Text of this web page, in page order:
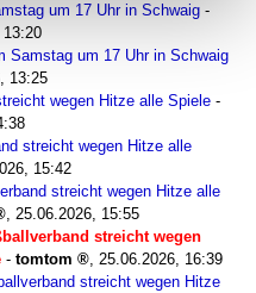
um 17 Uhr in Schwaig -
Samstag um 17 Uhr in Schwaig
13:25
wegen Hitze alle Spiele -
streicht wegen Hitze alle
15:42
streicht wegen Hitze alle
, 25.06.2026, 15:55
streicht wegen
- tomtom , 25.06.2026, 16:39
streicht wegen Hitze